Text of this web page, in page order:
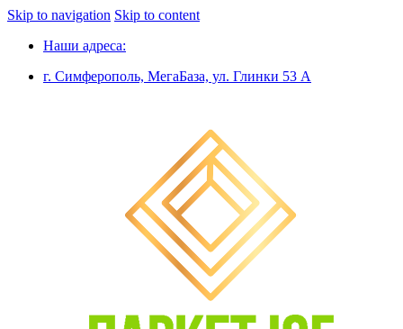
Skip to navigation Skip to content
Наши адреса:
г. Симферополь, МегаБаза, ул. Глинки 53 А